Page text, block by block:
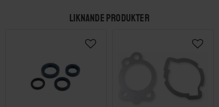
LIKNANDE PRODUKTER